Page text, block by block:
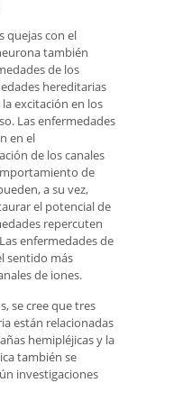
quejas con el
también
de los
hereditarias
excitación en los
Las enfermedades
en el
de los canales
de
a su vez,
el potencial de
repercuten
enfermedades de
sentido más
de iones.
se cree que tres
están relacionadas
hemipléjicas y la
también se
investigaciones